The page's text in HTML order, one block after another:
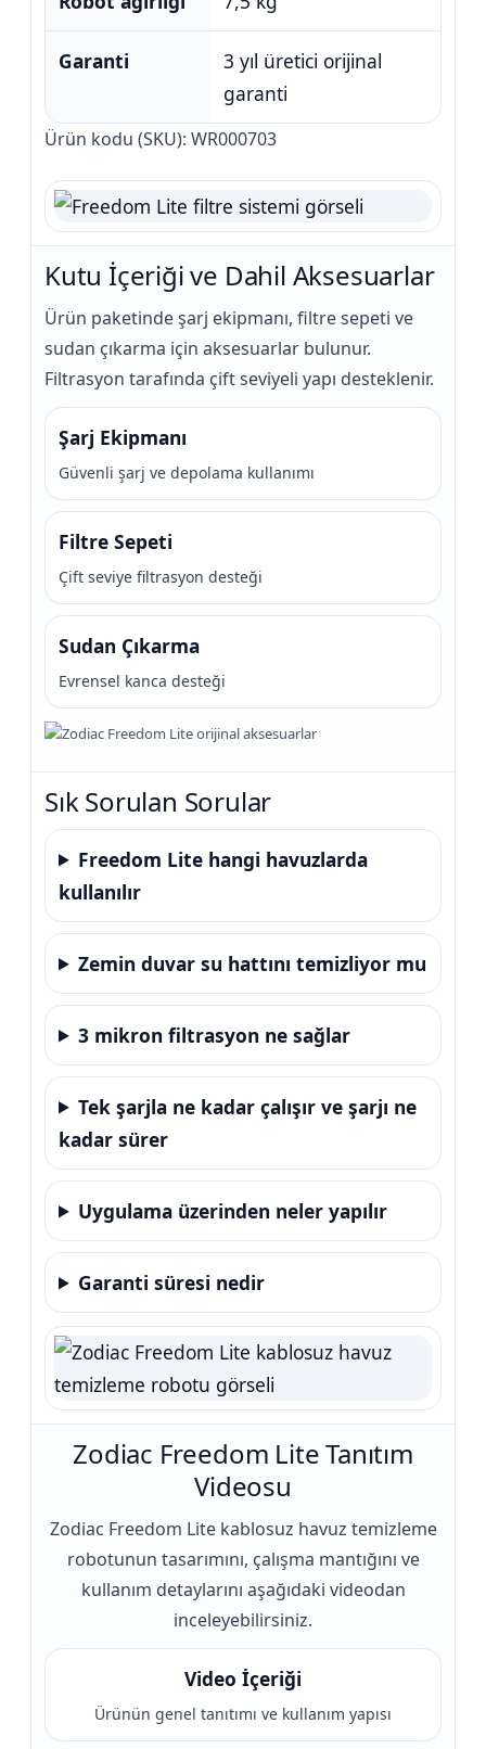
Garanti
3 yıl üretici orijinal
garanti
Ürün kodu (SKU): WR000703
Kutu İçeriği ve Dahil Aksesuarlar
Ürün paketinde şarj ekipmanı, filtre sepeti ve
sudan çıkarma için aksesuarlar bulunur.
Filtrasyon tarafında çift seviyeli yapı desteklenir.
Şarj Ekipmanı
Güvenli şarj ve depolama kullanımı
Filtre Sepeti
Çift seviye filtrasyon desteği
Sudan Çıkarma
Evrensel kanca desteği
Sık Sorulan Sorular
Freedom Lite hangi havuzlarda
kullanılır
Zemin duvar su hattını temizliyor mu
3 mikron filtrasyon ne sağlar
Tek şarjla ne kadar çalışır ve şarjı ne
kadar sürer
Uygulama üzerinden neler yapılır
Garanti süresi nedir
Zodiac Freedom Lite Tanıtım
Videosu
Zodiac Freedom Lite kablosuz havuz temizleme
robotunun tasarımını, çalışma mantığını ve
kullanım detaylarını aşağıdaki videodan
inceleyebilirsiniz.
Video İçeriği
Ürünün genel tanıtımı ve kullanım yapısı